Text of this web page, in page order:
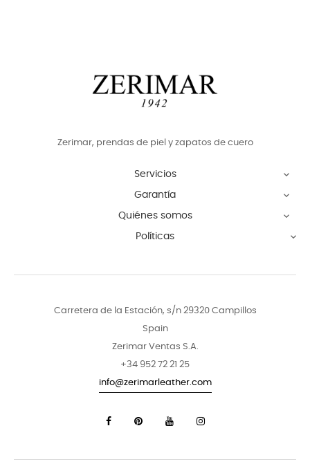
Zerimar, prendas de piel y zapatos de cuero
Servicios 
Garantía 
Quiénes somos 
Políticas 
Carretera de la Estación, s/n 29320 Campillos
Spain
Zerimar Ventas S.A.
+34 952 72 21 25
info@zerimarleather.com